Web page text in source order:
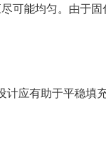
可能均匀。由于
计应有助于平稳填